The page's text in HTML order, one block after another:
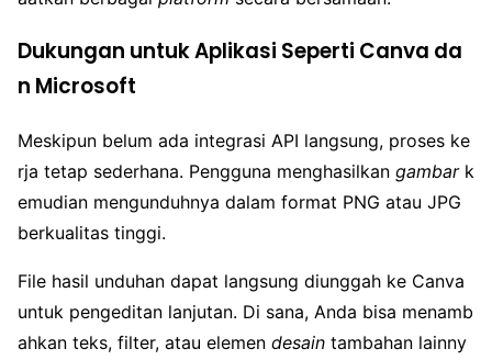
Dukungan untuk Aplikasi Seperti Canva da
n Microsoft
Meskipun belum ada integrasi API langsung, proses ke
rja tetap sederhana. Pengguna menghasilkan gambark
emudian mengunduhnya dalam format PNG atau JPG
berkualitas tinggi.
File hasil unduhan dapat langsung diunggah ke Canva
untuk pengeditan lanjutan. Di sana, Anda bisa menamb
ahkan teks, filter, atau elemen desain tambahan lainny